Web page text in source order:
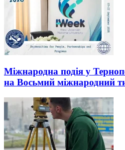
Міжнародна подія у
на Восьмий міжнародний